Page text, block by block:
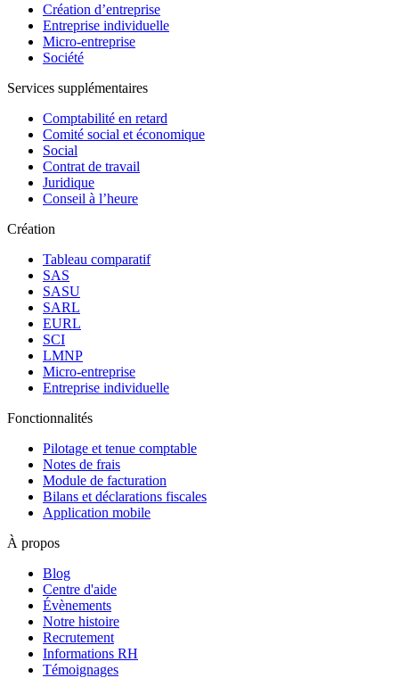
Création d’entreprise
Entreprise individuelle
Micro-entreprise
Société
Services supplémentaires
Comptabilité en retard
Comité social et économique
Social
Contrat de travail
Juridique
Conseil à l’heure
Création
Tableau comparatif
SAS
SASU
SARL
EURL
SCI
LMNP
Micro-entreprise
Entreprise individuelle
Fonctionnalités
Pilotage et tenue comptable
Notes de frais
Module de facturation
Bilans et déclarations fiscales
Application mobile
À propos
Blog
Centre d'aide
Évènements
Notre histoire
Recrutement
Informations RH
Témoignages